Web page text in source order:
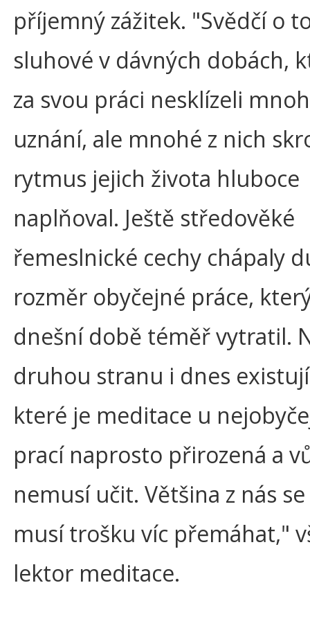
příjemný zážitek. "Svědčí o
sluhové v dávných dobách,
za svou práci nesklízeli
uznání, ale mnohé z nich
rytmus jejich života hluboce
naplňoval. Ještě středověké
řemeslnické cechy chápaly
rozměr obyčejné práce,
dnešní době téměř vytratil.
druhou stranu i dnes
které je meditace u
prací naprosto přirozená a
nemusí učit. Většina z nás
musí trošku víc přemáhat,"
lektor meditace.